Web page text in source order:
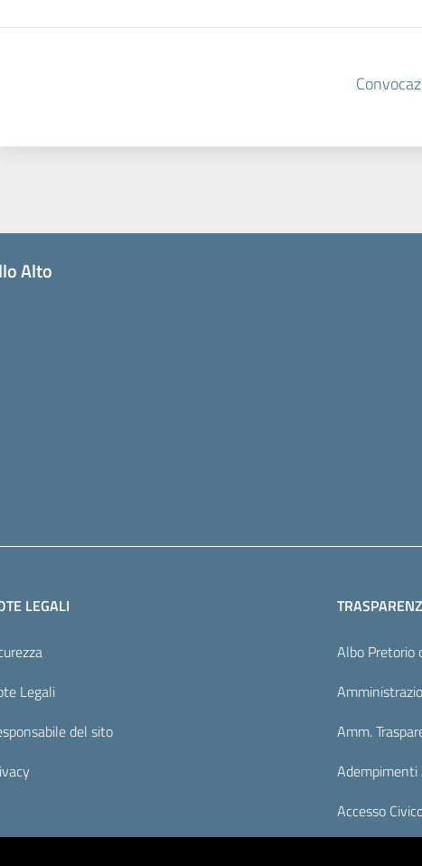
Alto
LEGALI
Legali
del sito
Albo Pretorio
Amm.
Adempimenti
Accesso